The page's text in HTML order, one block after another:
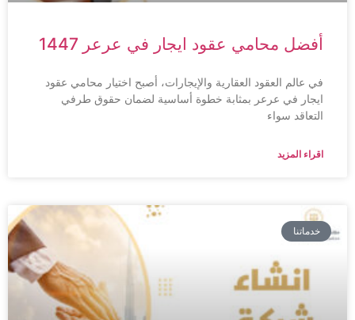
أفضل محامي عقود ايجار في عرعر 1447
في عالم العقود العقارية والإيجارات، أصبح اختيار محامي عقود
ايجار في عرعر بمثابة خطوة أساسية لضمان حقوق طرفي
التعاقد سواء
اقراء المزيد
خدماتنا